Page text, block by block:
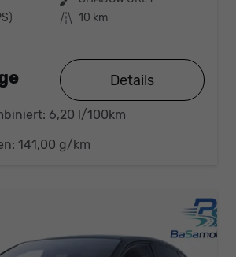
Kilometerstand 10 km
Details
6,20 l/100km
141,00 g/km